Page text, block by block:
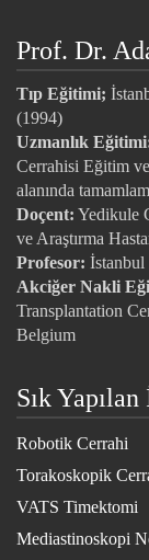
Prof. Dr.
Tıp Eğitimi;
(1994)
Uzmanlık
Cerrahisi Eğitim
alanında
Doçent: Yedikule
ve Araştırma
Profesor: İstanbul
Akciğer Nakli
Transplantation
Belgium
Sık
Robotik Cerrahi
Torakoskopik
VATS Timektomi
Mediastinoskopi